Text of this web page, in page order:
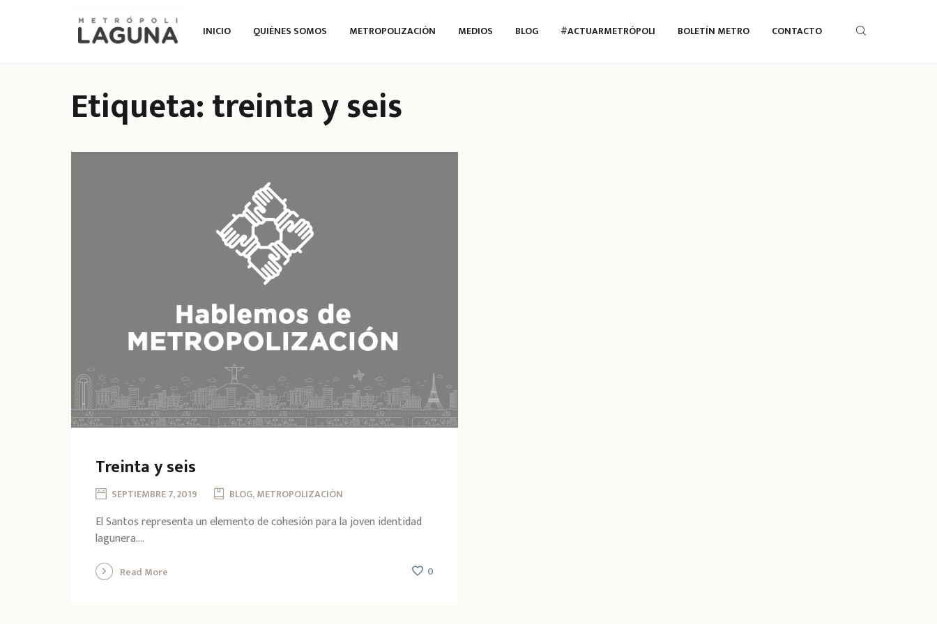
INICIO QUIÉNES SOMOS METROPOLIZACIÓN MEDIOS BLOG #ACTUARMETRÓPOLI BOLETÍN METRO CONTACTO
Etiqueta:treinta y seis
Treinta y seis
SEPTIEMBRE 7, 2019 BLOG, METROPOLIZACIÓN
El Santos representa un elemento de cohesión para la joven identidad
lagunera....
Read More 0